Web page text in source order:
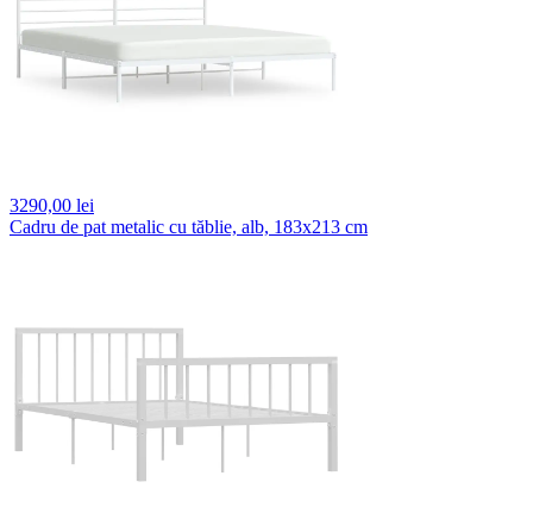
3290,00 lei
Cadru de pat metalic cu tăblie, alb, 183x213 cm